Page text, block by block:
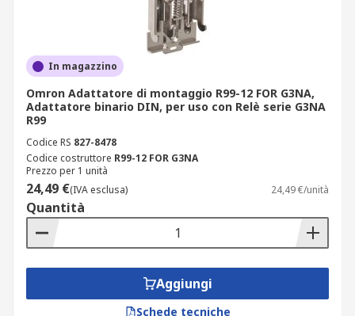
In magazzino
Omron Adattatore di montaggio R99-12 FOR G3NA,
Adattatore binario DIN, per uso con Relè serie G3NA
R99
Codice RS 827-8478
Codice costruttore R99-12 FOR G3NA
Prezzo per 1 unità
24,49 €(IVA esclusa) 24,49 €/unità
Quantità
Aggiungi
Schede tecniche